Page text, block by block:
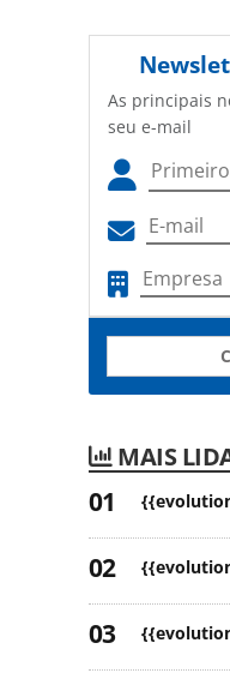
As principais
seu e-mail
MAIS